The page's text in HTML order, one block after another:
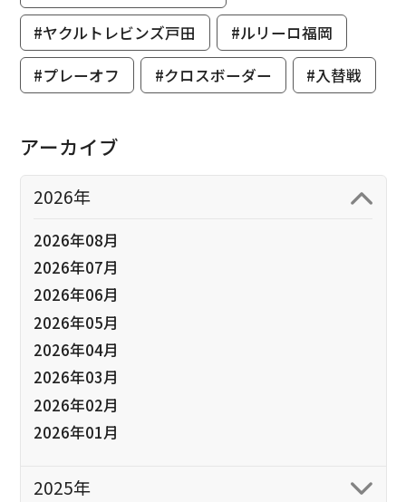
#ヤクルトレビンズ戸田
#ルリーロ福岡
#プレーオフ
#クロスボーダー #入替戦
アーカイブ
2026年
2026年08月
2026年07月
2026年06月
2026年05月
2026年04月
2026年03月
2026年02月
2026年01月
2025年